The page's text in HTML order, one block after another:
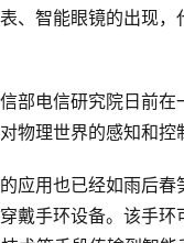
、智能眼镜的出现
部电信研究院日前在
物理世界的感知和
用也已经如雨后春
戴手环设备。该手